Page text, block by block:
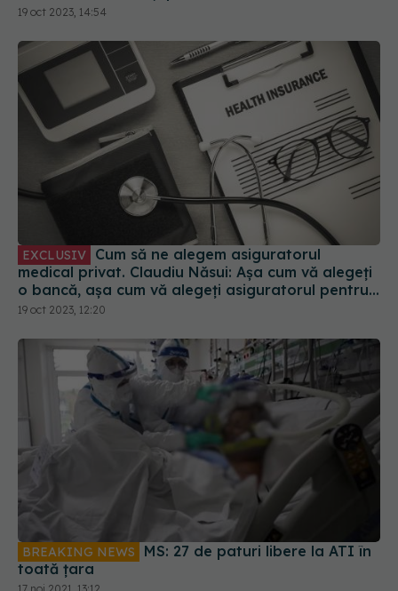
medical privat. Claudiu Năsui: Așa cum vă alegeți
o bancă, așa cum vă alegeți asiguratorul pentru
mașină
19 oct 2023, 12:20
BREAKING NEWS
toată țara
17 noi 2021, 13:12